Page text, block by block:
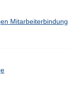
Mitarbeiterbindung